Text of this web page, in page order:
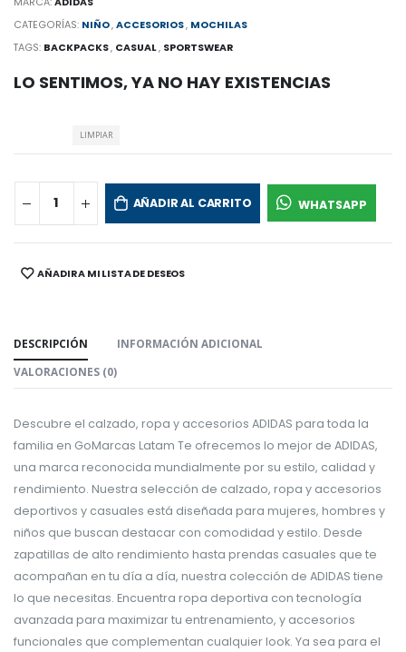
CATEGORÍAS: NIÑO,ACCESORIOS, MOCHILAS
TAGS: BACKPACKS, CASUAL, SPORTSWEAR
LO SENTIMOS, YA NO HAY EXISTENCIAS
LIMPIAR
AÑADIR AL CARRITO WHATSAPP
SHARE:AÑADIR A MI LISTA DE DESEOS
DESCRIPCIÓN
INFORMACIÓN ADICIONAL
VALORACIONES (0)
Descubre el calzado, ropa y accesorios ADIDAS para toda la
familia en GoMarcas Latam Te ofrecemos lo mejor de ADIDAS,
una marca reconocida mundialmente por su estilo, calidad y
rendimiento. Nuestra selección de calzado, ropa y accesorios
deportivos y casuales está diseñada para mujeres, hombres y
niños que buscan destacar con comodidad y estilo. Desde
zapatillas de alto rendimiento hasta prendas casuales que te
acompañan en tu día a día, nuestra colección de ADIDAS tiene
lo que necesitas. Encuentra ropa deportiva con tecnología
avanzada para maximizar tu entrenamiento, y accesorios
funcionales que complementan cualquier look. Ya sea para el